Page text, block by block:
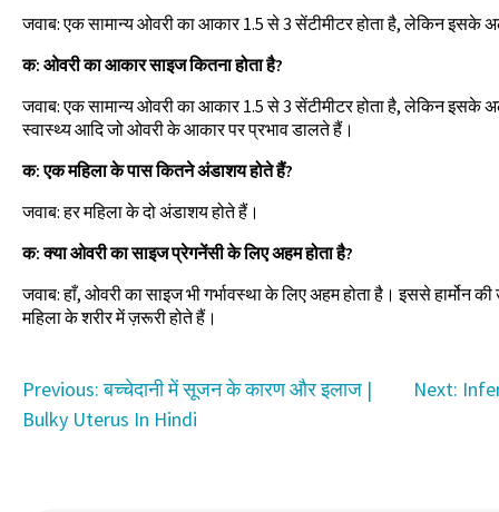
जवाब: एक सामान्य ओवरी का आकार 1.5 से 3 सेंटीमीटर होता है, लेकिन इसके
क: ओवरी का आकार साइज कितना होता है?
जवाब: एक सामान्य ओवरी का आकार 1.5 से 3 सेंटीमीटर होता है, लेकिन इसके
स्वास्थ्य आदि जो ओवरी के आकार पर प्रभाव डालते हैं।
क: एक महिला के पास कितने अंडाशय होते हैं?
जवाब: हर महिला के दो अंडाशय होते हैं।
क: क्या ओवरी का साइज प्रेगनेंसी के लिए अहम होता है?
जवाब: हाँ, ओवरी का साइज भी गर्भावस्था के लिए अहम होता है। इससे हार्मोन की
महिला के शरीर में ज़रूरी होते हैं।
Post
navigation
Previous: बच्चेदानी में सूजन के कारण और इलाज |
Bulky Uterus In Hindi
Next: